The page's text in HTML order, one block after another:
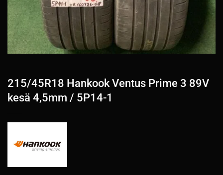
215/45R18 Hankook Ventus Prime 3 89V
kesä 4,5mm / 5P14-1